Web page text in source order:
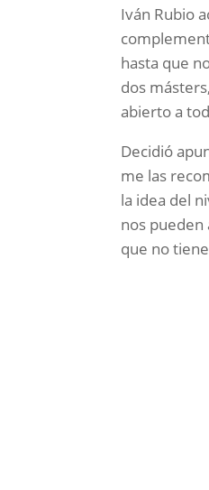
Iván Rubio
hasta que
dos
abierto a
Decidió
me las
la idea del
nos pueden
que no